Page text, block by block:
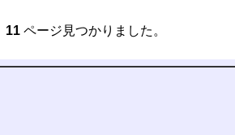
11ページ見つかりました。